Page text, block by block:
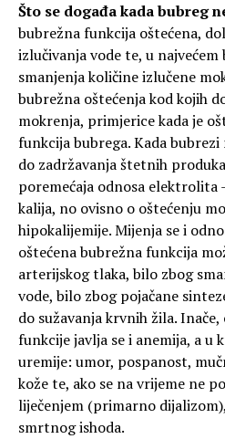
Što se događa kada bubreg
bubrežna funkcija oštećena,
izlučivanja vode te, u najvećem
smanjenja količine izlučene
bubrežna oštećenja kod kojih
mokrenja, primjerice kada je
funkcija bubrega. Kada
do zadržavanja štetnih
poremećaja odnosa elektrolita
kalija, no ovisno o oštećenju
hipokalijemije. Mijenja se i
oštećena bubrežna funkcija
arterijskog tlaka, bilo zbog
vode, bilo zbog pojačane
do sužavanja krvnih žila.
funkcije javlja se i anemija, a u
uremije: umor, pospanost,
kože te, ako se na vrijeme ne
liječenjem (primarno
smrtnog ishoda.